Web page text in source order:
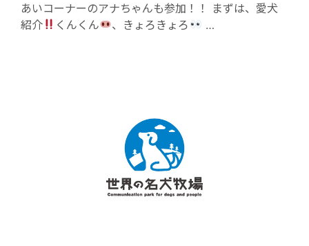
あいコーナーのアナちゃんも参加！！ まずは、愛犬
紹介
くんくん 、きょろきょろ …